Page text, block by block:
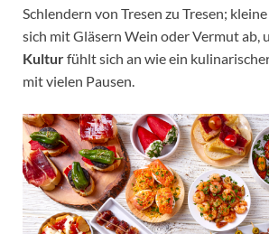
Schlendern von Tresen zu Tresen;
sich mit Gläsern Wein oder Vermut ab,
Kulturfühlt sich an wie ein
mit vielen Pausen.